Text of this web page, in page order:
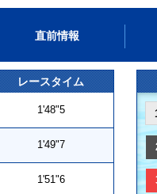
直前情報
レースタイム
1'48"5
1'49"7
1'51"6